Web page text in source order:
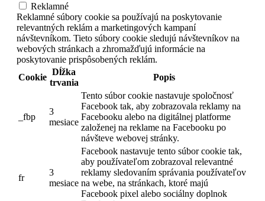
Reklamné
Reklamné súbory cookie sa používajú na poskytovanie
relevantných reklám a marketingových kampaní
návštevníkom. Tieto súbory cookie sledujú návštevníkov na
webových stránkach a zhromažďujú informácie na
poskytovanie prispôsobených reklám.
Cookie
Dĺžka
trvania
Popis
_fbp
3
mesiace
Tento súbor cookie nastavuje spoločnosť
Facebook tak, aby zobrazovala reklamy na
Facebooku alebo na digitálnej platforme
založenej na reklame na Facebooku po
návšteve webovej stránky.
fr
3
mesiace
Facebook nastavuje tento súbor cookie tak,
aby používateľom zobrazoval relevantné
reklamy sledovaním správania používateľov
na webe, na stránkach, ktoré majú
Facebook pixel alebo sociálny doplnok